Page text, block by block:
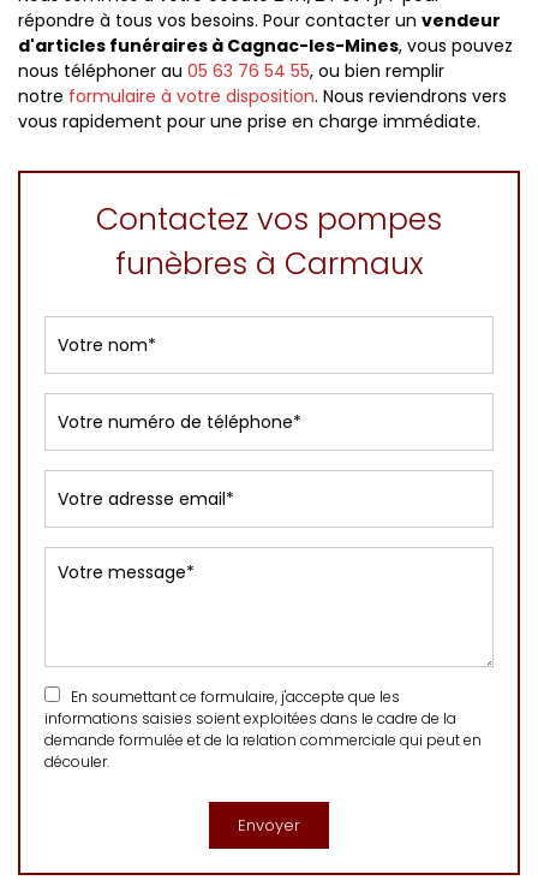
répondre à tous vos besoins. Pour contacter un vendeur
d'articles funéraires à Cagnac-les-Mines, vous pouvez
nous téléphoner au 05 63 76 54 55, ou bien remplir
notre formulaire à votre disposition. Nous reviendrons vers
vous rapidement pour une prise en charge immédiate.
Contactez vos pompes
funèbres à Carmaux
En soumettant ce formulaire, j'accepte que les
informations saisies soient exploitées dans le cadre de la
demande formulée et de la relation commerciale qui peut en
découler.